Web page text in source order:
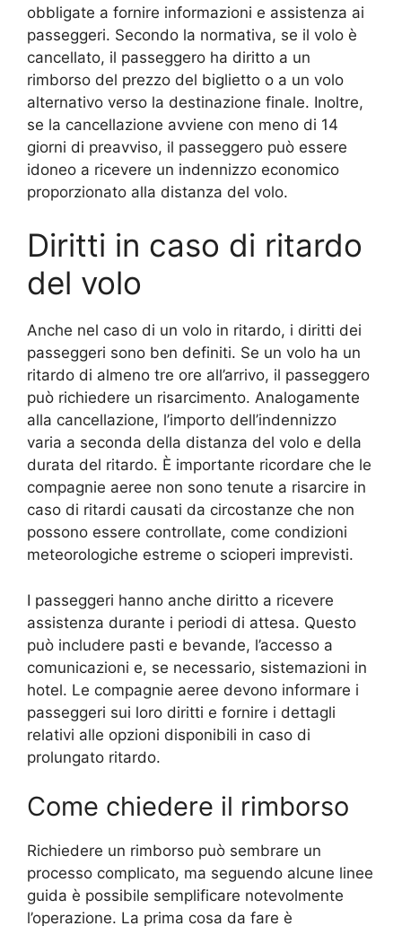
obbligate a fornire informazioni e assistenza ai
passeggeri. Secondo la normativa, se il volo è
cancellato, il passeggero ha diritto a un
rimborso del prezzo del biglietto o a un volo
alternativo verso la destinazione finale. Inoltre,
se la cancellazione avviene con meno di 14
giorni di preavviso, il passeggero può essere
idoneo a ricevere un indennizzo economico
proporzionato alla distanza del volo.
Diritti in caso di ritardo
del volo
Anche nel caso di un volo in ritardo, i diritti dei
passeggeri sono ben definiti. Se un volo ha un
ritardo di almeno tre ore all’arrivo, il passeggero
può richiedere un risarcimento. Analogamente
alla cancellazione, l’importo dell’indennizzo
varia a seconda della distanza del volo e della
durata del ritardo. È importante ricordare che le
compagnie aeree non sono tenute a risarcire in
caso di ritardi causati da circostanze che non
possono essere controllate, come condizioni
meteorologiche estreme o scioperi imprevisti.
I passeggeri hanno anche diritto a ricevere
assistenza durante i periodi di attesa. Questo
può includere pasti e bevande, l’accesso a
comunicazioni e, se necessario, sistemazioni in
hotel. Le compagnie aeree devono informare i
passeggeri sui loro diritti e fornire i dettagli
relativi alle opzioni disponibili in caso di
prolungato ritardo.
Come chiedere il rimborso
Richiedere un rimborso può sembrare un
processo complicato, ma seguendo alcune linee
guida è possibile semplificare notevolmente
l’operazione. La prima cosa da fare è